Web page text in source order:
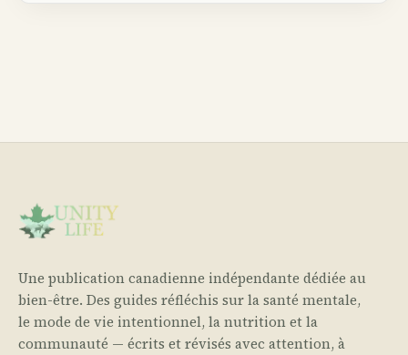
Une publication canadienne indépendante dédiée au
bien-être. Des guides réfléchis sur la santé mentale,
le mode de vie intentionnel, la nutrition et la
communauté — écrits et révisés avec attention, à